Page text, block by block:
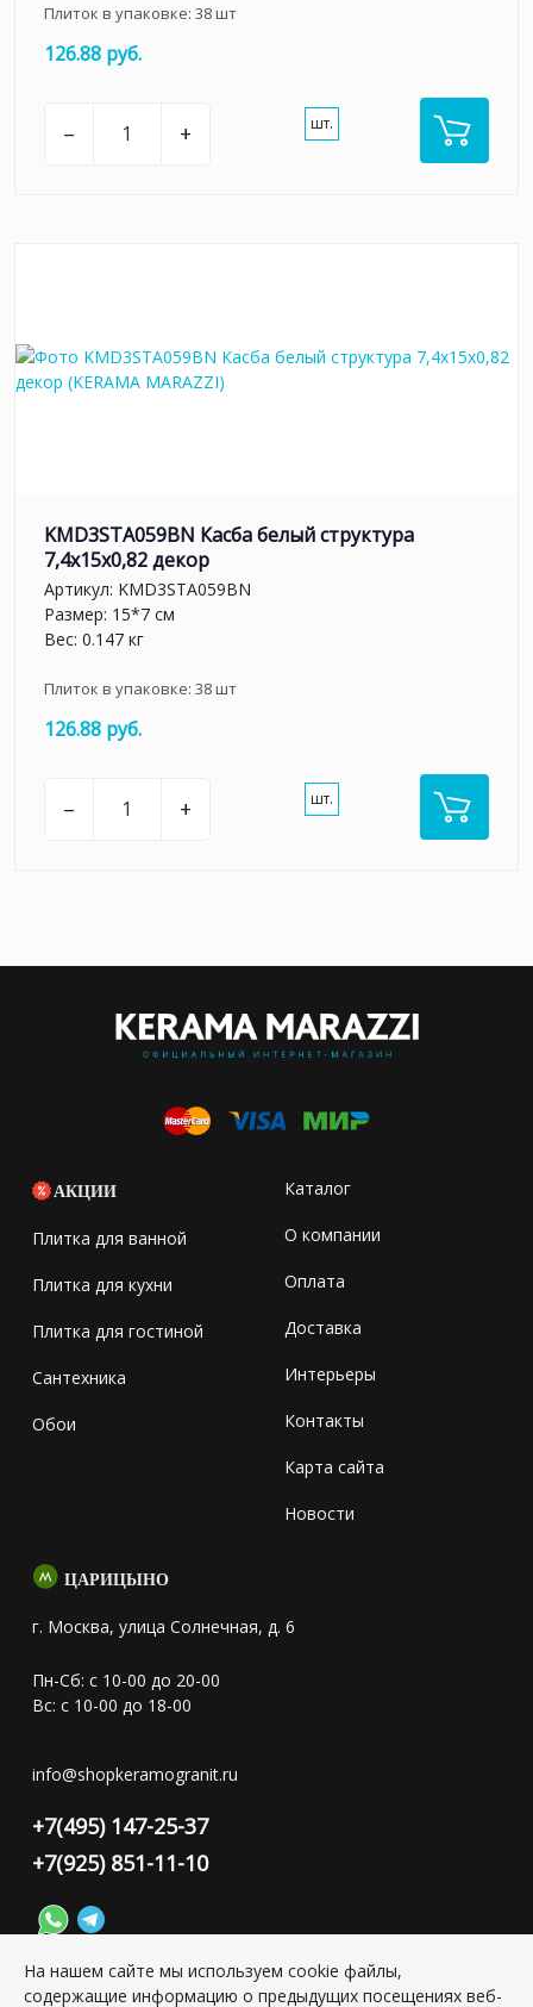
Плиток в упаковке: 38шт
126.88 руб.
– + шт.
KMD3STA059BN Касба белый структура
7,4x15x0,82 декор
Артикул: KMD3STA059BN
Размер: 15*7 см
Вес: 0.147 кг
Плиток в упаковке: 38шт
126.88 руб.
– + шт.
АКЦИИ
Плитка для ванной
Плитка для кухни
Плитка для гостиной
Сантехника
Обои
Каталог
О компании
Оплата
Доставка
Интерьеры
Контакты
Карта сайта
Новости
ЦАРИЦЫНО
г. Москва, улица Солнечная, д. 6
Пн-Сб: с 10-00 до 20-00
Вс: с 10-00 до 18-00
info@shopkeramogranit.ru
+7(495) 147-25-37
+7(925) 851-11-10
На нашем сайте мы используем cookie файлы,
содержащие информацию о предыдущих посещениях веб-